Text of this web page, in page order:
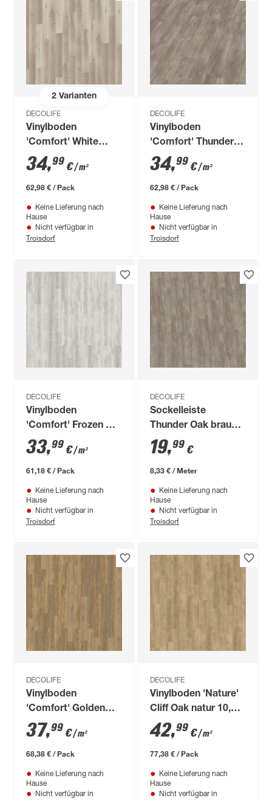
2Varianten
DECOLIFE
Vinylboden
'Comfort' White
Washed Oak
hellbraun 10,5 mm
34,99 €/ m²
62,98 € / Pack
Keine Lieferung nach
Hause
Nicht verfügbar in
Troisdorf
DECOLIFE
Vinylboden
'Comfort' Thunder
Oak Cliff grau 10,5
mm
34,99 €/ m²
62,98 € / Pack
Keine Lieferung nach
Hause
Nicht verfügbar in
Troisdorf
DECOLIFE
Vinylboden
'Comfort' Frozen Old
Larch grau 10,5 mm
33,99 €/ m²
61,18 € / Pack
Keine Lieferung nach
Hause
Nicht verfügbar in
Troisdorf
DECOLIFE
Sockelleiste
Thunder Oak braun
2400 x 40 x 15 mm
19,99 €
8,33 € / Meter
Keine Lieferung nach
Hause
Nicht verfügbar in
Troisdorf
DECOLIFE
Vinylboden
'Comfort' Golden
Old Larch braun 10,5
mm
37,99 €/ m²
68,38 € / Pack
Keine Lieferung nach
Hause
Nicht verfügbar in
DECOLIFE
Vinylboden 'Nature'
Cliff Oak natur 10,5
mm
42,99 €/ m²
77,38 € / Pack
Keine Lieferung nach
Hause
Nicht verfügbar in